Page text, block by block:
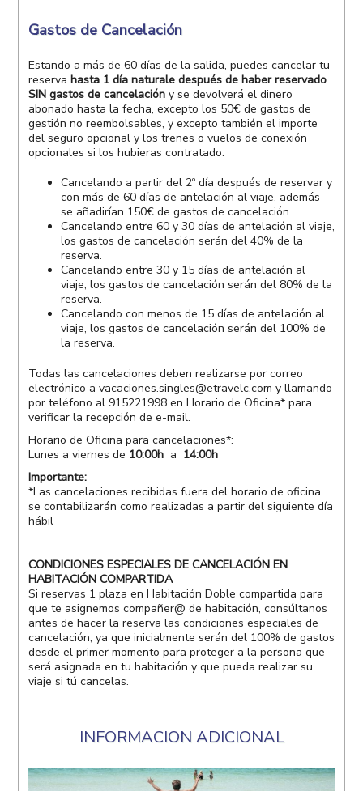
Gastos de Cancelación
Estando a más de 60 días de la salida, puedes cancelar tu
reserva hasta 1 día naturale después de haber reservado
SIN gastos de cancelacióny se devolverá el dinero
abonado hasta la fecha, excepto los 50€ de gastos de
gestión no reembolsables, y excepto también el importe
del seguro opcional y los trenes o vuelos de conexión
opcionales si los hubieras contratado.
Cancelando a partir del 2º día después de reservar y
con más de 60 días de antelación al viaje, además
se añadirían 150€ de gastos de cancelación.
Cancelando entre 60 y 30 días de antelación al viaje,
los gastos de cancelación serán del 40% de la
reserva.
Cancelando entre 30 y 15 días de antelación al
viaje, los gastos de cancelación serán del 80% de la
reserva.
Cancelando con menos de 15 días de antelación al
viaje, los gastos de cancelación serán del 100% de
la reserva.
Todas las cancelaciones deben realizarse por correo
electrónico a vacaciones.singles@etravelc.com y llamando
por teléfono al 915221998 en Horario de Oficina* para
verificar la recepción de e-mail.
Horario de Oficina para cancelaciones*:
Lunes a viernes de 10:00h a 14:00h
Importante:
*Las cancelaciones recibidas fuera del horario de oficina
se contabilizarán como realizadas a partir del siguiente día
hábil
CONDICIONES ESPECIALES DE CANCELACIÓN EN
HABITACIÓN COMPARTIDA
Si reservas 1 plaza en Habitación Doble compartida para
que te asignemos compañer@ de habitación, consúltanos
antes de hacer la reserva las condiciones especiales de
cancelación, ya que inicialmente serán del 100% de gastos
desde el primer momento para proteger a la persona que
será asignada en tu habitación y que pueda realizar su
viaje si tú cancelas.
INFORMACION ADICIONAL